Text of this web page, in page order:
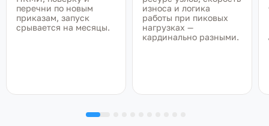
перечни по новым
приказам, запуск
срывается на месяцы.
износа и логика
работы при пиковых
нагрузках —
кардинально разными.